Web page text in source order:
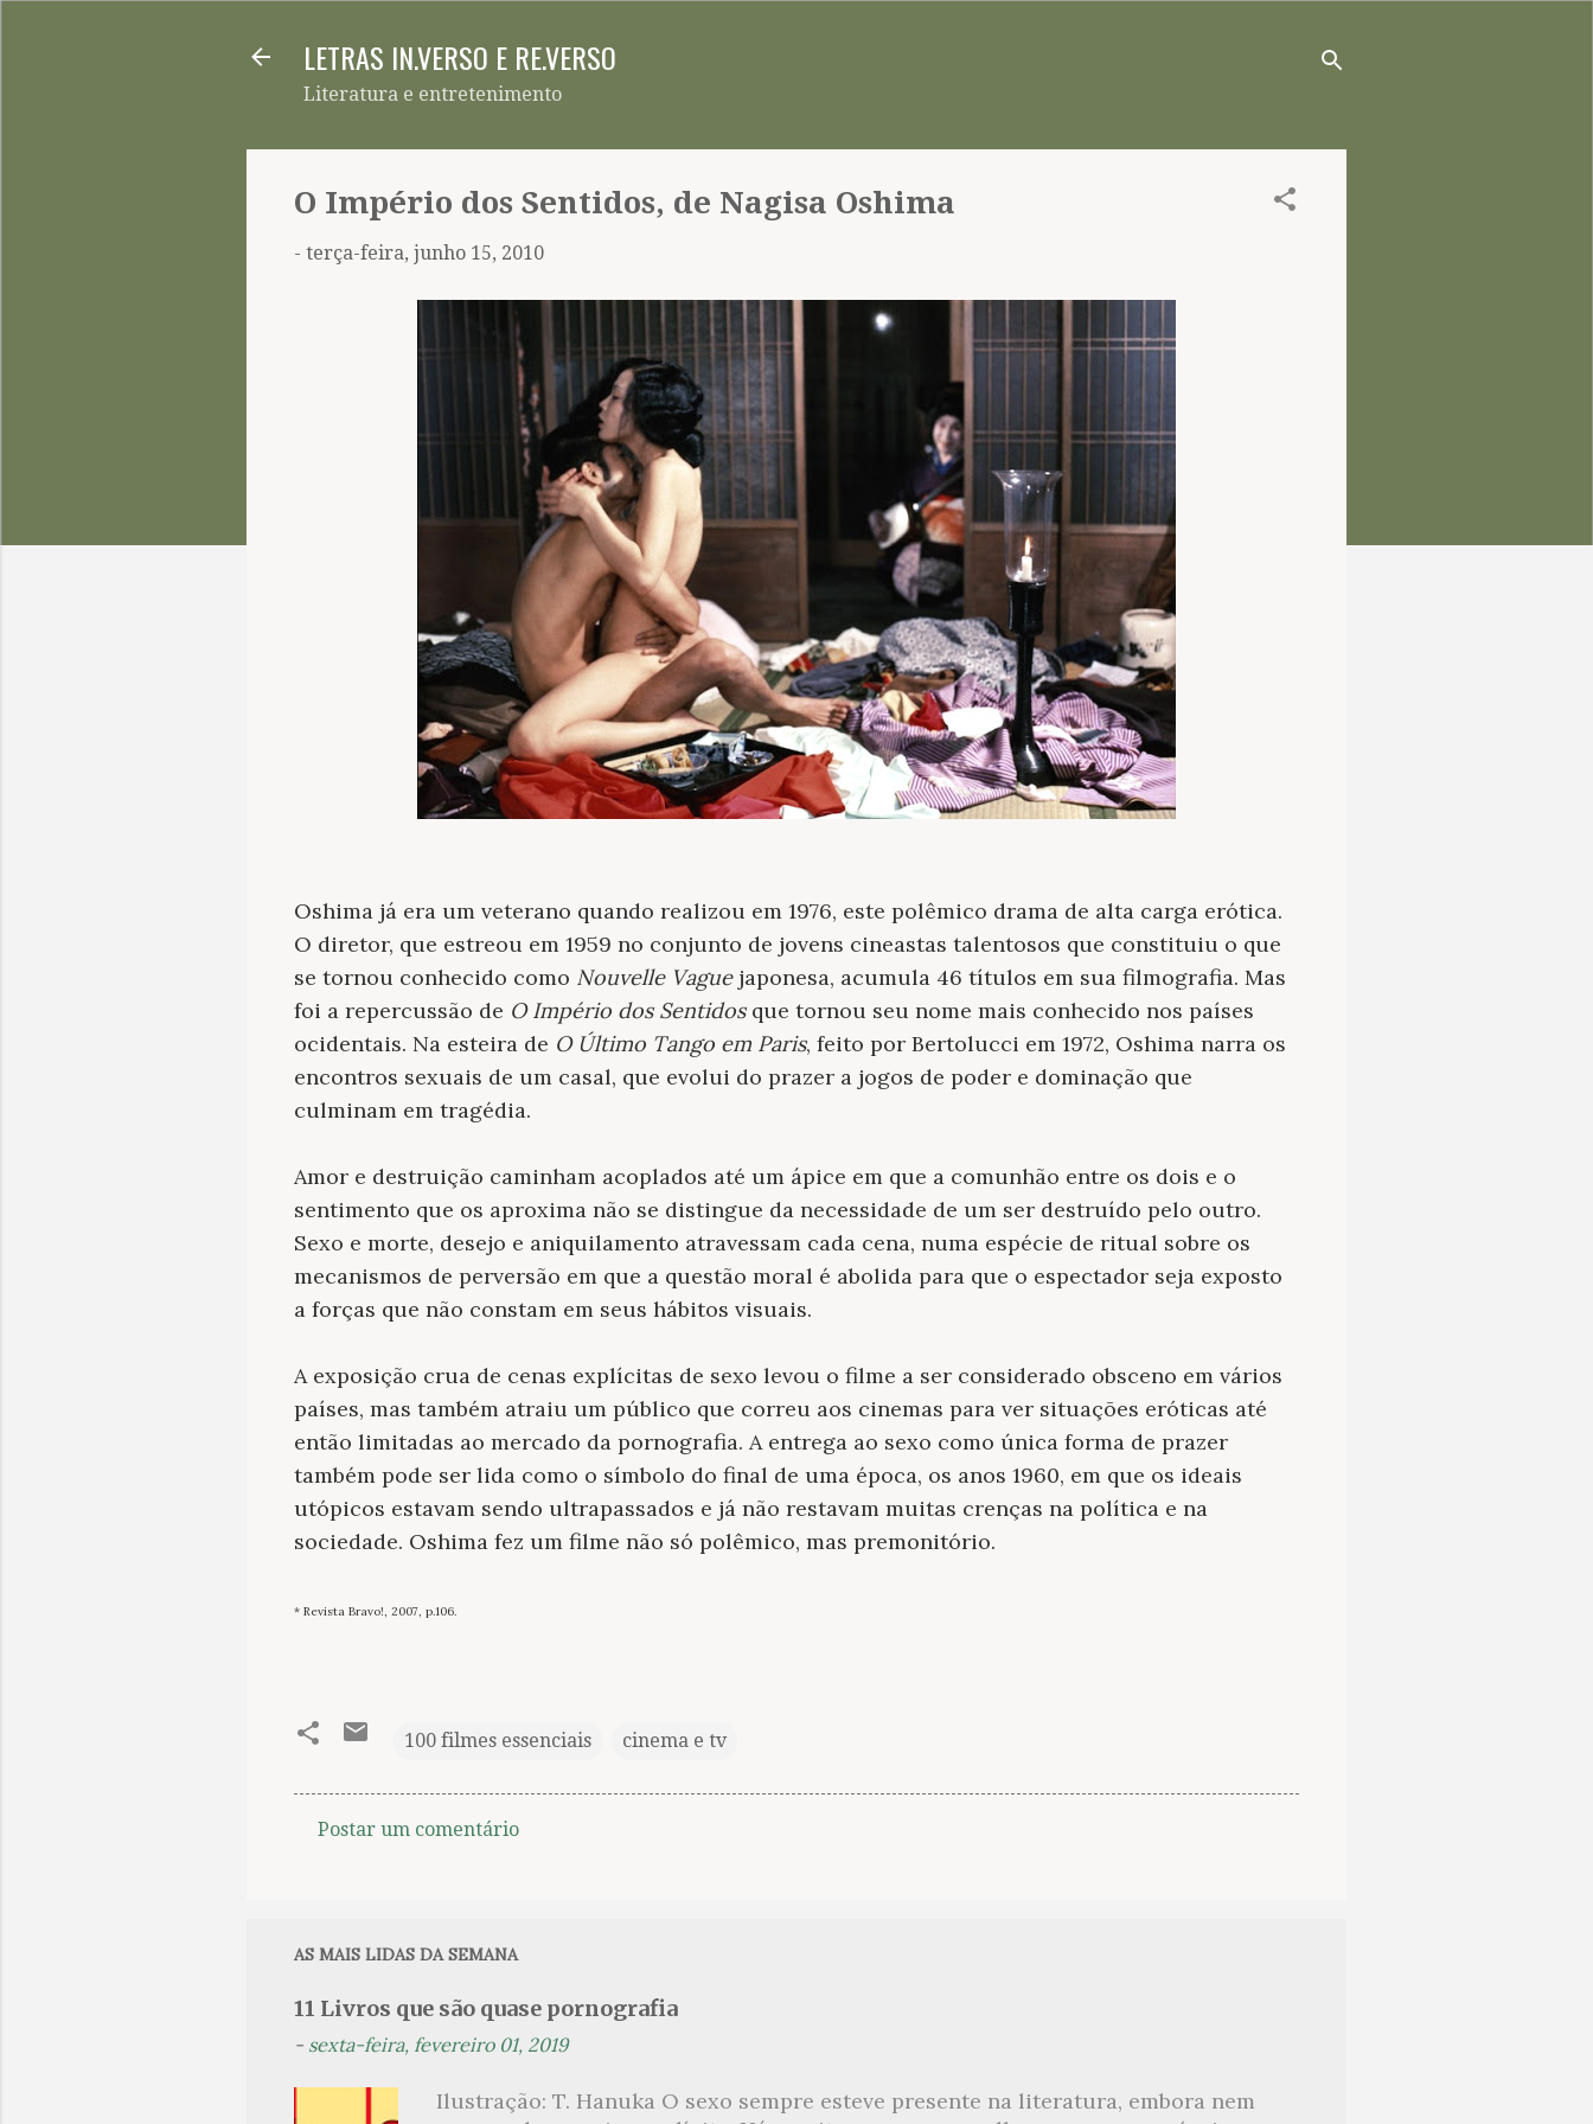
LETRAS IN.VERSO E RE.VERSO
Literatura e entretenimento
O Império dos Sentidos, de Nagisa Oshima
- terça-feira, junho 15, 2010
Oshima já era um veterano quando realizou em 1976, este polêmico drama de alta carga erótica.
O diretor, que estreou em 1959 no conjunto de jovens cineastas talentosos que constituiu o que
se tornou conhecido como Nouvelle Vaguejaponesa, acumula 46 títulos em sua filmografia. Mas
foi a repercussão de O Império dos Sentidosque tornou seu nome mais conhecido nos países
ocidentais. Na esteira de O Último Tango em Paris, feito por Bertolucci em 1972, Oshima narra os
encontros sexuais de um casal, que evolui do prazer a jogos de poder e dominação que
culminam em tragédia.
Amor e destruição caminham acoplados até um ápice em que a comunhão entre os dois e o
sentimento que os aproxima não se distingue da necessidade de um ser destruído pelo outro.
Sexo e morte, desejo e aniquilamento atravessam cada cena, numa espécie de ritual sobre os
mecanismos de perversão em que a questão moral é abolida para que o espectador seja exposto
a forças que não constam em seus hábitos visuais.
A exposição crua de cenas explícitas de sexo levou o filme a ser considerado obsceno em vários
países, mas também atraiu um público que correu aos cinemas para ver situações eróticas até
então limitadas ao mercado da pornografia. A entrega ao sexo como única forma de prazer
também pode ser lida como o símbolo do final de uma época, os anos 1960, em que os ideais
utópicos estavam sendo ultrapassados e já não restavam muitas crenças na política e na
sociedade. Oshima fez um filme não só polêmico, mas premonitório.
* Revista Bravo!, 2007, p.106.
100 filmes essenciais cinema e tv
e
t
á
r
Postar um comentário
AS MAIS LIDAS DA SEMANA
11 Livros que são quase pornografia
- sexta-feira, fevereiro 01, 2019
Ilustração: T. Hanuka O sexo sempre esteve presente na literatura, embora nem